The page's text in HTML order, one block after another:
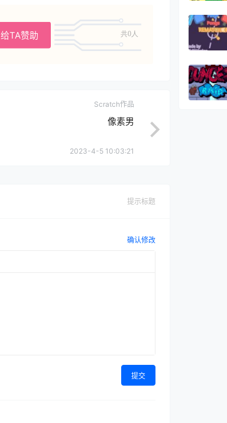
给TA赞助 共0人
Scratch作品
像素男
2023-4-5 10:03:21
提示标题
确认修改
提交